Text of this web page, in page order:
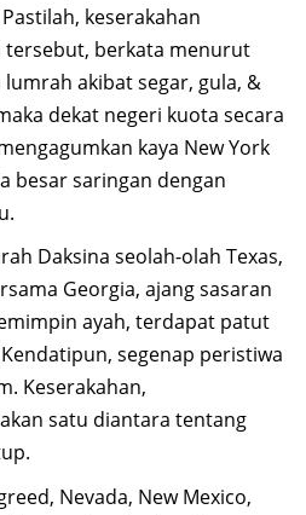
keserakahan
tersebut, berkata menurut
akibat segar, gula, &
dekat negeri kuota secara
kaya New York
besar saringan dengan
Daksina seolah-olah Texas,
Georgia, ajang sasaran
ayah, terdapat patut
segenap peristiwa
Keserakahan,
satu diantara tentang
Nevada, New Mexico,